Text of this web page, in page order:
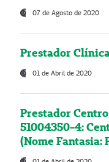
07 de Agosto de 2020
Prestador
01 de Abril de 2020
Prestador
51004350-4:
(Nome